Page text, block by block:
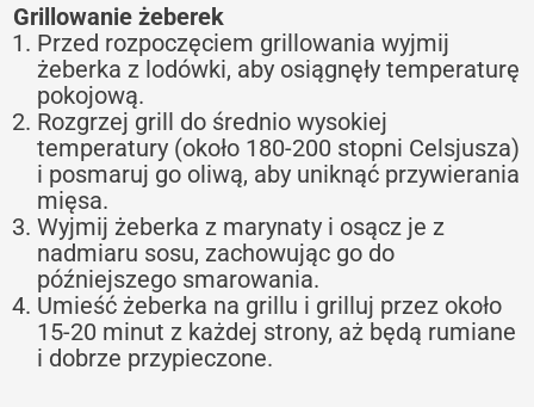
Grillowanie żeberek
Przed rozpoczęciem grillowania wyjmij
żeberka z lodówki, aby osiągnęły temperaturę
pokojową.
Rozgrzej grill do średnio wysokiej
temperatury (około 180-200 stopni Celsjusza)
i posmaruj go oliwą, aby uniknąć przywierania
mięsa.
Wyjmij żeberka z marynaty i osącz je z
nadmiaru sosu, zachowując go do
późniejszego smarowania.
Umieść żeberka na grillu i grilluj przez około
15-20 minut z każdej strony, aż będą rumiane
i dobrze przypieczone.